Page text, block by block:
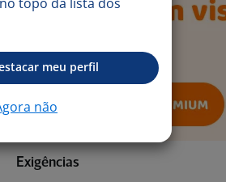
Exigências
meu perfil
não